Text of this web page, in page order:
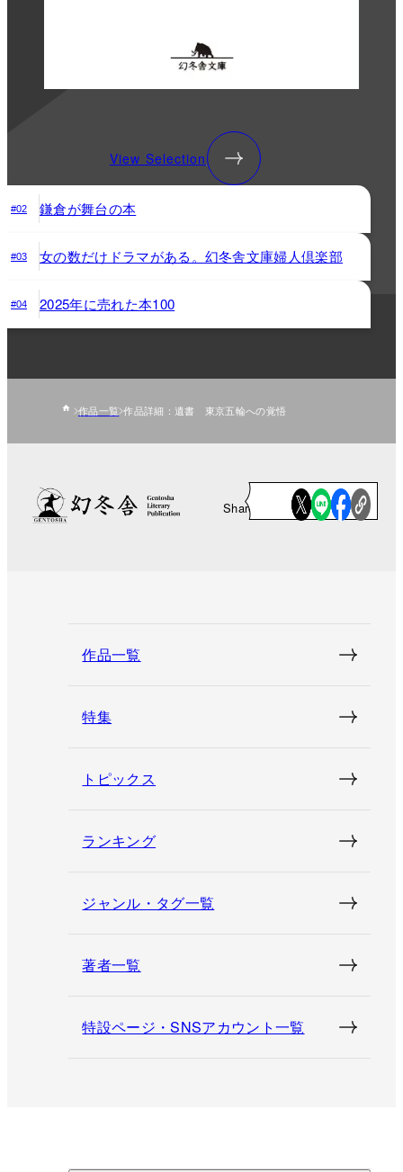
View Selection
#02 鎌倉が舞台の本
#03 女の数だけドラマがある。幻冬舎文庫婦人倶楽部
#04 2025年に売れた本100
作品一覧 作品詳細：遺書 東京五輪への覚悟
Share
作品一覧
特集
トピックス
ランキング
ジャンル・タグ一覧
著者一覧
特設ページ・SNSアカウント一覧